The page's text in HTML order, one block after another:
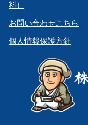
料）
お問い合わせこちら
個人情報保護方針